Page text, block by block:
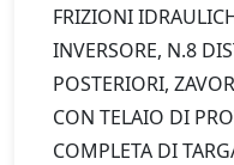
FRIZIONI
INVERSORE, N.8
POSTERIORI,
CON TELAIO DI
COMPLETA DI